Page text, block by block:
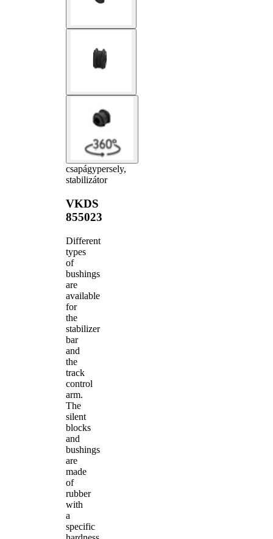
csapágypersely,
stabilizátor
VKDS
855023
Different
types
of
bushings
are
available
for
the
stabilizer
bar
and
the
track
control
arm.
The
silent
blocks
and
bushings
are
made
of
rubber
with
a
specific